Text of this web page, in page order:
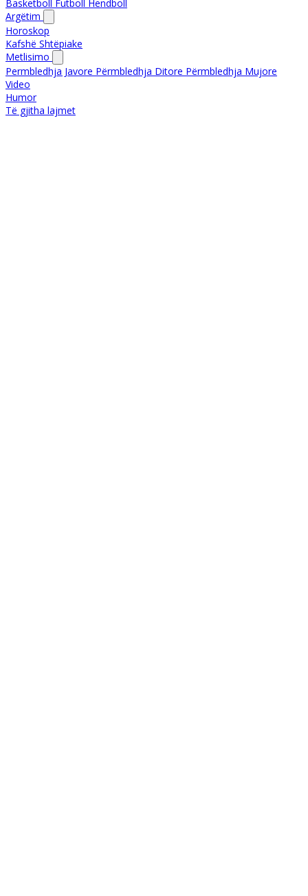
Basketboll Futboll Hendboll
Argëtim
Horoskop
Kafshë Shtëpiake
Metlisimo
Permbledhja Javore Përmbledhja Ditore Përmbledhja Mujore
Video
Humor
Të gjitha lajmet